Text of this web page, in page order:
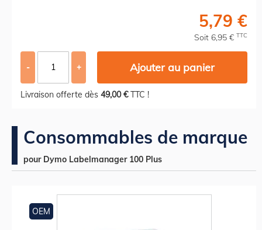
5,79 €
Soit 6,95 € TTC
- + Ajouter au panier
Livraison offerte dès 49,00 €TTC !
Consommables de marque
pour Dymo Labelmanager 100 Plus
OEM